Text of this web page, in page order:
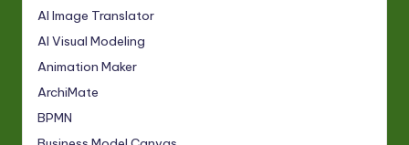
AI Image Translator
AI Visual Modeling
Animation Maker
ArchiMate
BPMN